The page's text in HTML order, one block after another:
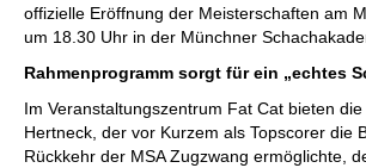
offizielle Eröffnung der Meisterschaften am
um 18.30 Uhr in der Münchner
Rahmenprogramm sorgt für ein „echtes
Im Veranstaltungszentrum Fat Cat bieten
Hertneck, der vor Kurzem als Topscorer die
Rückkehr der MSA Zugzwang ermöglichte,